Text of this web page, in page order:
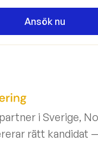
Ansök nu
i Sverige,
rätt kandidat